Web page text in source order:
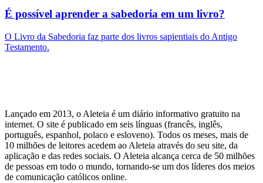
É possível aprender a sabedoria em um livro?
O Livro da Sabedoria faz parte dos livros sapientiais do Antigo
Testamento.
Lançado em 2013, o Aleteia é um diário informativo gratuito na
internet. O site é publicado em seis línguas (francês, inglês,
português, espanhol, polaco e esloveno). Todos os meses, mais de
10 milhões de leitores acedem ao Aleteia através do seu site, da
aplicação e das redes sociais. O Aleteia alcança cerca de 50 milhões
de pessoas em todo o mundo, tornando-se um dos líderes dos meios
de comunicação católicos online.